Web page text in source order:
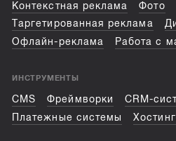
Контекстная реклама
Фото
Таргетированная реклама
Офлайн-реклама
Работа с
ИНСТРУМЕНТЫ
CMS Фреймворки
CRM-
Платежные системы